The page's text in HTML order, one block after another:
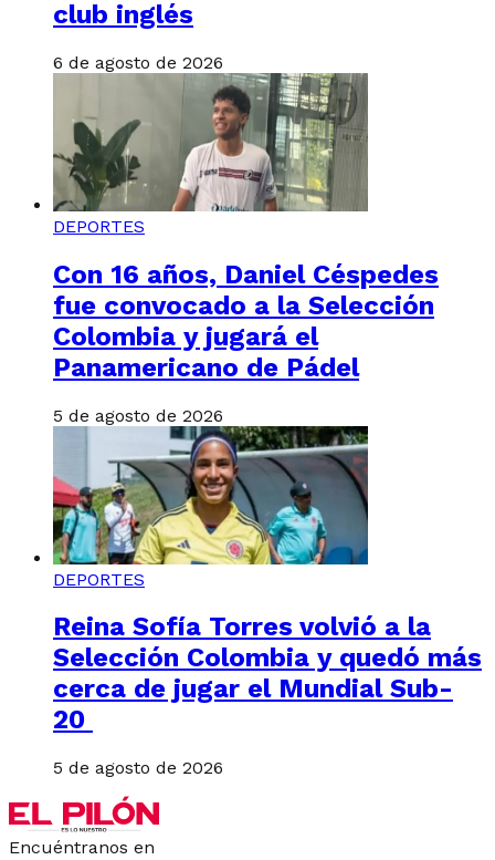
club inglés
6 de agosto de 2026
DEPORTES
Con 16 años, Daniel Céspedes
fue convocado a la Selección
Colombia y jugará el
Panamericano de Pádel
5 de agosto de 2026
DEPORTES
Reina Sofía Torres volvió a la
Selección Colombia y quedó más
cerca de jugar el Mundial Sub-
20
5 de agosto de 2026
Encuéntranos en